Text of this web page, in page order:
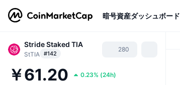
暗号資産ダッシュボード
Stride Staked TIA
StTIA #142
280
￥61.20 0.23% (24h)